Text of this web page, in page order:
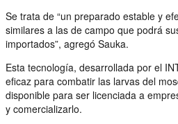
Se trata de “un preparado estable y
similares a las de campo que podrá
importados”, agregó Sauka.
Esta tecnología, desarrollada por el
eficaz para combatir las larvas del
disponible para ser licenciada a
y comercializarlo.